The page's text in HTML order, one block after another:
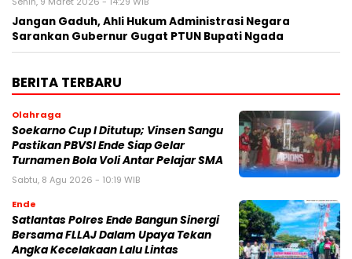
Jangan Gaduh, Ahli Hukum Administrasi Negara
Sarankan Gubernur Gugat PTUN Bupati Ngada
BERITA TERBARU
Olahraga
Soekarno Cup I Ditutup; Vinsen Sangu
Pastikan PBVSI Ende Siap Gelar
Turnamen Bola Voli Antar Pelajar SMA
Sabtu, 8 Agu 2026 - 10:19 WIB
Ende
Satlantas Polres Ende Bangun Sinergi
Bersama FLLAJ Dalam Upaya Tekan
Angka Kecelakaan Lalu Lintas